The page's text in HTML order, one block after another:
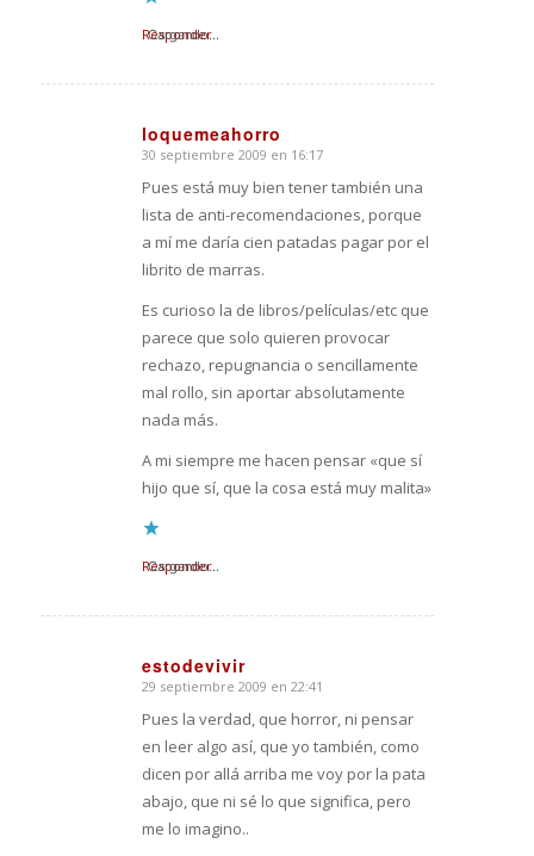
Cargando...
Responder
loquemeahorro
Dice:
30 septiembre 2009 en 16:17
Pues está muy bien tener también una
lista de anti-recomendaciones, porque
a mí me daría cien patadas pagar por el
librito de marras.
Es curioso la de libros/películas/etc que
parece que solo quieren provocar
rechazo, repugnancia o sencillamente
mal rollo, sin aportar absolutamente
nada más.
A mi siempre me hacen pensar «que sí
hijo que sí, que la cosa está muy malita»
Cargando...
Responder
estodevivir
Dice:
29 septiembre 2009 en 22:41
Pues la verdad, que horror, ni pensar
en leer algo así, que yo también, como
dicen por allá arriba me voy por la pata
abajo, que ni sé lo que significa, pero
me lo imagino..